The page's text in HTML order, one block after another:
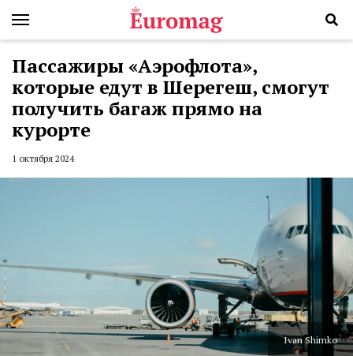
Пассажиры «Аэрофлота»,
которые едут в Шерегеш, смогут
получить багаж прямо на
курорте
1 октября 2024
Ivan Shimko